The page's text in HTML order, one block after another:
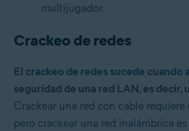
multijugador.
Crackeo de redes
El crackeo de redes sucede cuando
seguridad de una red LAN, es decir,
Crackear una red con cable
pero crackear una red inalámbrica